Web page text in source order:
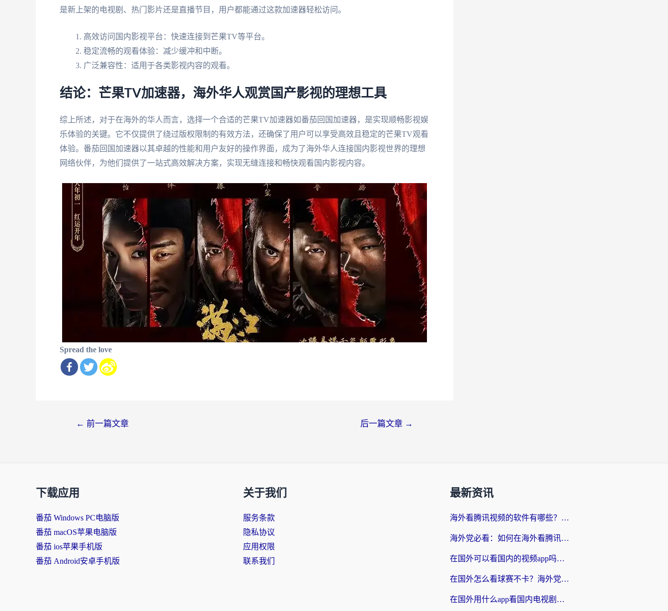
是新上架的电视剧、热门影片还是直播节目，用户都能通过这款加速器轻松访问。
高效访问国内影视平台：快速连接到芒果TV等平台。
稳定流畅的观看体验：减少缓冲和中断。
广泛兼容性：适用于各类影视内容的观看。
结论：芒果TV加速器，海外华人观赏国产影视的理想工具
综上所述，对于在海外的华人而言，选择一个合适的芒果TV加速器如番茄回国加速器，是实现顺畅影视娱
乐体验的关键。它不仅提供了绕过版权限制的有效方法，还确保了用户可以享受高效且稳定的芒果TV观看
体验。番茄回国加速器以其卓越的性能和用户友好的操作界面，成为了海外华人连接国内影视世界的理想
网络伙伴，为他们提供了一站式高效解决方案，实现无缝连接和畅快观看国内影视内容。
Spread the love
← 前一篇文章 后一篇文章 →
下载应用
番茄 Windows PC电脑版
番茄 macOS苹果电脑版
番茄 ios苹果手机版
番茄 Android安卓手机版
关于我们
服务条款
隐私协议
应用权限
联系我们
最新资讯
海外看腾讯视频的软件有哪些？2026实测有效，留学生都在用的回国加速器指南
海外党必看：如何在海外看腾讯体育？解决赛事直播地区限制的终极指南
在国外可以看国内的视频app吗知乎？海外党亲测有效的追剧加速方案
在国外怎么看球赛不卡？海外党专属体育直播自由指南
在国外用什么app看国内电视剧？3步解决版权限制+卡顿难题